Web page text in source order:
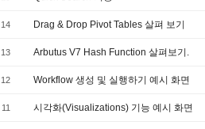
14 Drag & Drop Pivot Tables 살펴 보기
13 Arbutus V7 Hash Function 살펴보기.
12 Workflow 생성 및 실행하기 예시 화면
11 시각화(Visualizations) 기능 예시 화면